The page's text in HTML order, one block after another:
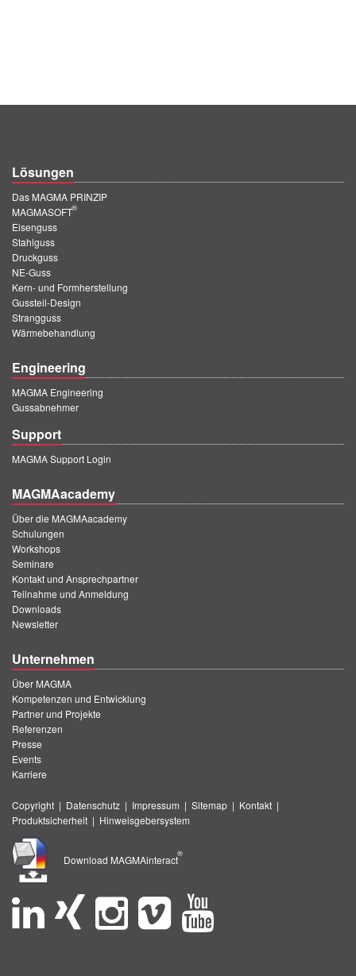
Lösungen
Das MAGMA PRINZIP
MAGMASOFT
®
Eisenguss
Stahlguss
Druckguss
NE-Guss
Kern- und Formherstellung
Gussteil-Design
Strangguss
Wärmebehandlung
Engineering
MAGMA Engineering
Gussabnehmer
Support
MAGMA Support Login
MAGMAacademy
Über die MAGMAacademy
Schulungen
Workshops
Seminare
Kontakt und Ansprechpartner
Teilnahme und Anmeldung
Downloads
Newsletter
Unternehmen
Über MAGMA
Kompetenzen und Entwicklung
Partner und Projekte
Referenzen
Presse
Events
Karriere
Copyright | Datenschutz | Impressum | Sitemap | Kontakt |
Produktsicherheit | Hinweisgebersystem
Download MAGMAinteract
®